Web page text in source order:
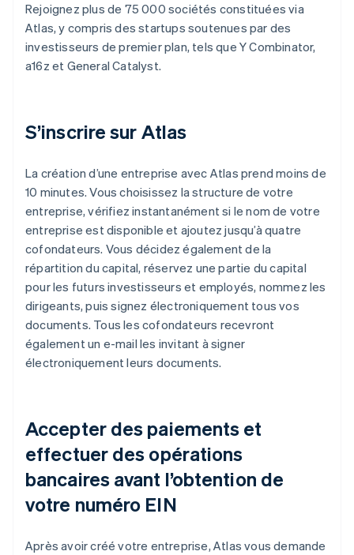
Rejoignez plus de 75 000 sociétés constituées via
Atlas, y compris des startups soutenues par des
investisseurs de premier plan, tels que Y Combinator,
a16z et General Catalyst.
S’inscrire sur Atlas
La création d’une entreprise avec Atlas prend moins de
10 minutes. Vous choisissez la structure de votre
entreprise, vérifiez instantanément si le nom de votre
entreprise est disponible et ajoutez jusqu’à quatre
cofondateurs. Vous décidez également de la
répartition du capital, réservez une partie du capital
pour les futurs investisseurs et employés, nommez les
dirigeants, puis signez électroniquement tous vos
documents. Tous les cofondateurs recevront
également un e-mail les invitant à signer
électroniquement leurs documents.
Accepter des paiements et
effectuer des opérations
bancaires avant l’obtention de
votre numéro EIN
Après avoir créé votre entreprise, Atlas vous demande